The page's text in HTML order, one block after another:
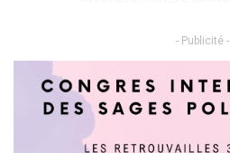
- Publicité -